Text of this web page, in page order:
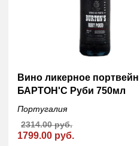
Вино ликерное портвейн
БАРТОН'С Руби 750мл
Португалия
1799.00 руб.
2314.00 руб.